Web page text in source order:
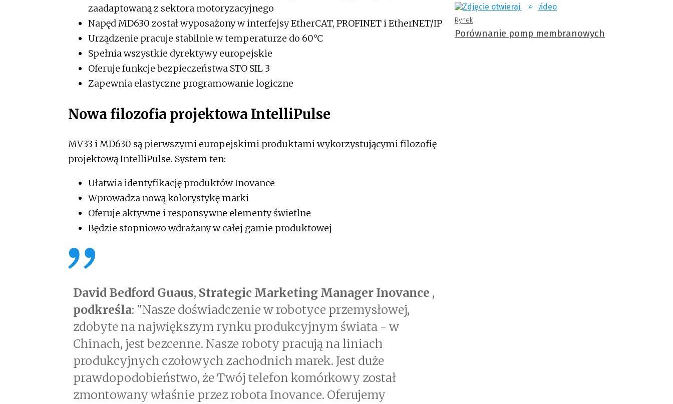
zaadaptowaną z sektora motoryzacyjnego
Napęd MD630 został wyposażony w interfejsy EtherCAT, PROFINET i EtherNET/IP
Urządzenie pracuje stabilnie w temperaturze do 60°C
Spełnia wszystkie dyrektywy europejskie
Oferuje funkcje bezpieczeństwa STO SIL 3
Zapewnia elastyczne programowanie logiczne
Nowa filozofia projektowa IntelliPulse
MV33 i MD630 są pierwszymi europejskimi produktami wykorzystującymi filozofię
projektową IntelliPulse. System ten:
Ułatwia identyfikację produktów Inovance
Wprowadza nową kolorystykę marki
Oferuje aktywne i responsywne elementy świetlne
Będzie stopniowo wdrażany w całej gamie produktowej
David Bedford Guaus, Strategic Marketing Manager Inovance ,
podkreśla: "Nasze doświadczenie w robotyce przemysłowej,
zdobyte na największym rynku produkcyjnym świata - w
Chinach, jest bezcenne. Nasze roboty pracują na liniach
produkcyjnych czołowych zachodnich marek. Jest duże
prawdopodobieństwo, że Twój telefon komórkowy został
zmontowany właśnie przez robota Inovance. Oferujemy
Rynek
Porównanie pomp membranowych